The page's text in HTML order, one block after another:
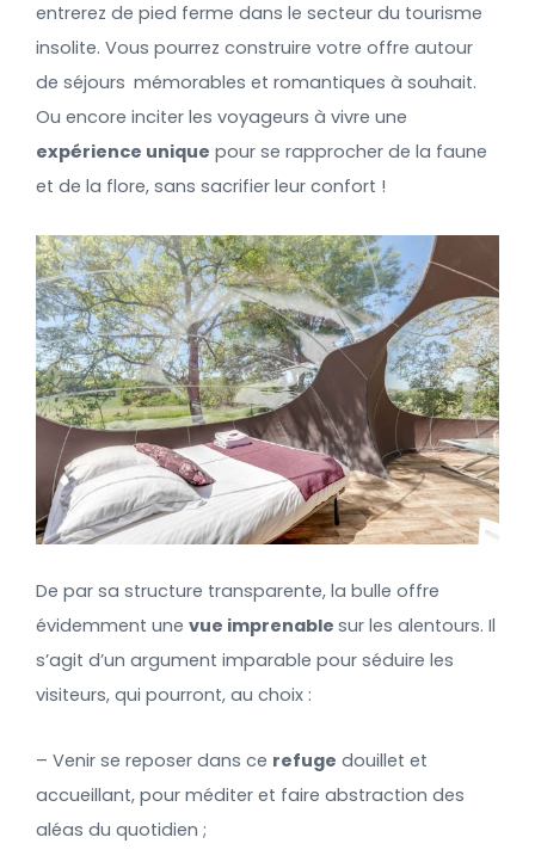
entrerez de pied ferme dans le secteur du tourisme
insolite. Vous pourrez construire votre offre autour
de séjours mémorables et romantiques à souhait.
Ou encore inciter les voyageurs à vivre une
expérience unique pour se rapprocher de la faune
et de la flore, sans sacrifier leur confort !
De par sa structure transparente, la bulle offre
évidemment une vue imprenable sur les alentours. Il
s’agit d’un argument imparable pour séduire les
visiteurs, qui pourront, au choix :
– Venir se reposer dans ce refuge douillet et
accueillant, pour méditer et faire abstraction des
aléas du quotidien ;